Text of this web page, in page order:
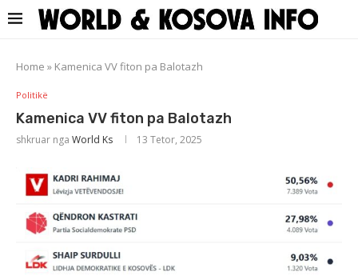
Home » Kamenica VV fiton pa Balotazh
Politikë
Kamenica VV fiton pa Balotazh
shkruar nga World Ks 13 Tetor, 2025